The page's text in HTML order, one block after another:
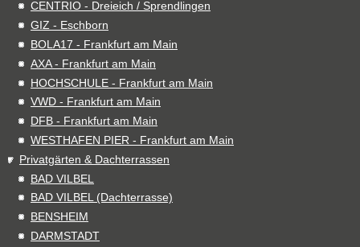
CENTRIO - Dreieich / Sprendlingen
GIZ - Eschborn
BOLA17 - Frankfurt am Main
AXA - Frankfurt am Main
HOCHSCHULE - Frankfurt am Main
VWD - Frankfurt am Main
DFB - Frankfurt am Main
WESTHAFEN PIER - Frankfurt am Main
Privatgärten & Dachterrassen
BAD VILBEL
BAD VILBEL (Dachterrasse)
BENSHEIM
DARMSTADT